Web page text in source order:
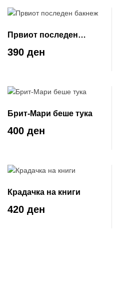
Првиот последен
бакнеж
390 ден
Брит-Мари беше тука
400 ден
Крадачка на книги
420 ден